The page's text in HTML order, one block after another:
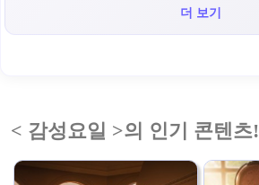
더 보기
< 감성요일 >의 인기 콘텐츠!